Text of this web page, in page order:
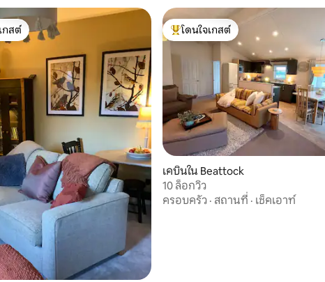
รีวิว
ต์ที่สุด
กสต์
โดนใจเกสต์ที่สุด
โดนใจเกสต์
เคบินใน Beattock
10 ล็อกวิว
ครอบครัว · สถานที่ · เช็คเอาท์